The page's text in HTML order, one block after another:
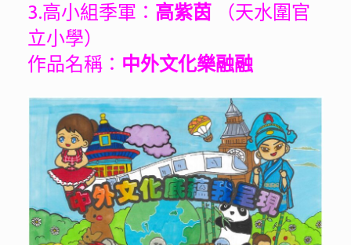
3.高小組季軍： 高紫茵 （天水圍官
立小學）
作品名稱： 中外文化樂融融